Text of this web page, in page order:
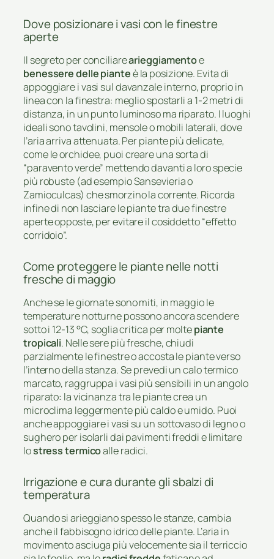
Dove posizionare i vasi con le finestre
aperte
Il segreto per conciliarearieggiamentoe
benessere delle pianteè la posizione. Evita di
appoggiare i vasi sul davanzale interno, proprio in
linea con la finestra: meglio spostarli a 1-2 metri di
distanza, in un punto luminoso ma riparato. I luoghi
ideali sono tavolini, mensole o mobili laterali, dove
l’aria arriva attenuata. Per piante più delicate,
come le orchidee, puoi creare una sorta di
“paravento verde” mettendo davanti a loro specie
più robuste (ad esempio Sansevieria o
Zamioculcas) che smorzino la corrente. Ricorda
infine di non lasciare le piante tra due finestre
aperte opposte, per evitare il cosiddetto “effetto
corridoio”.
Come proteggere le piante nelle notti
fresche di maggio
Anche se le giornate sono miti, in maggio le
temperature notturne possono ancora scendere
sotto i 12-13 °C, soglia critica per moltepiante
tropicali. Nelle sere più fresche, chiudi
parzialmente le finestre o accosta le piante verso
l’interno della stanza. Se prevedi un calo termico
marcato, raggruppa i vasi più sensibili in un angolo
riparato: la vicinanza tra le piante crea un
microclima leggermente più caldo e umido. Puoi
anche appoggiare i vasi su un sottovaso di legno o
sughero per isolarli dai pavimenti freddi e limitare
lostress termicoalle radici.
Irrigazione e cura durante gli sbalzi di
temperatura
Quando si arieggiano spesso le stanze, cambia
anche il fabbisogno idrico delle piante. L’aria in
movimento asciuga più velocemente sia il terriccio